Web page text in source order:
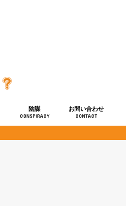
陰謀
CONSPIRACY
お問い合わせ
CONTACT